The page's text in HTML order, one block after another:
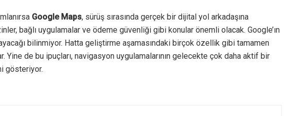
Google Maps, sürüş sırasında gerçek bir dijital yol arkadaşına
bağlı uygulamalar ve ödeme güvenliği gibi konular önemli olacak. Google’ın
bilinmiyor. Hatta geliştirme aşamasındaki birçok özellik gibi tamamen
Yine de bu ipuçları, navigasyon uygulamalarının gelecekte çok daha aktif bir
gösteriyor.